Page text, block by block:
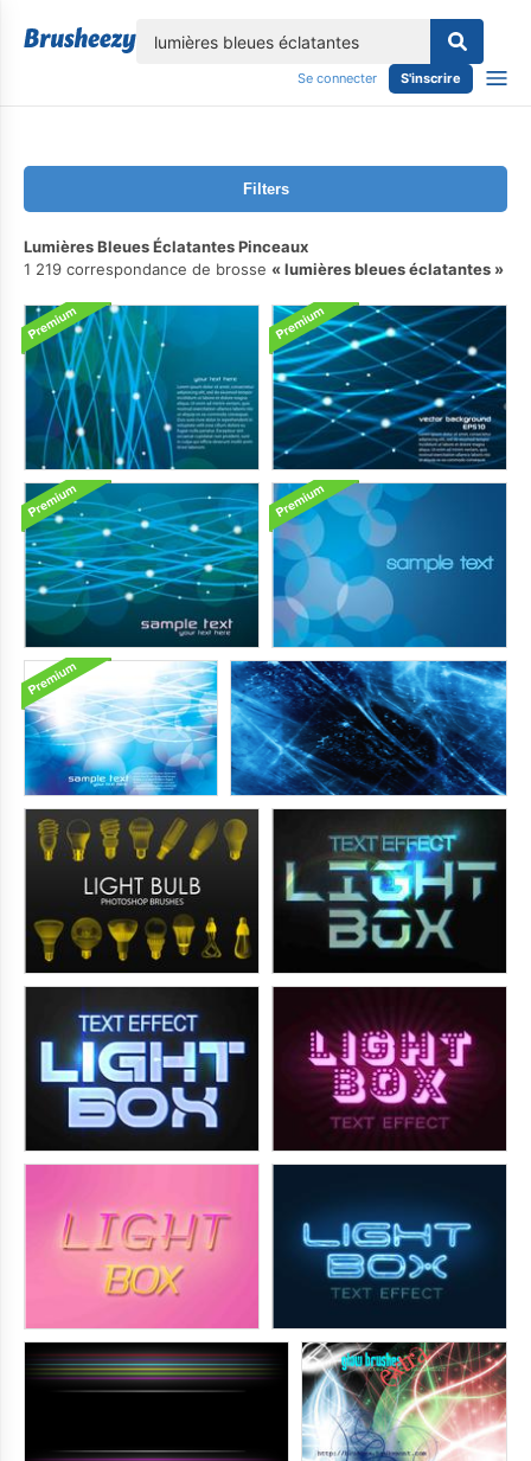
Se connecter S'inscrire
Filters
Lumières Bleues Éclatantes Pinceaux
1 219 correspondance de brosse
lumières bleues éclatantes